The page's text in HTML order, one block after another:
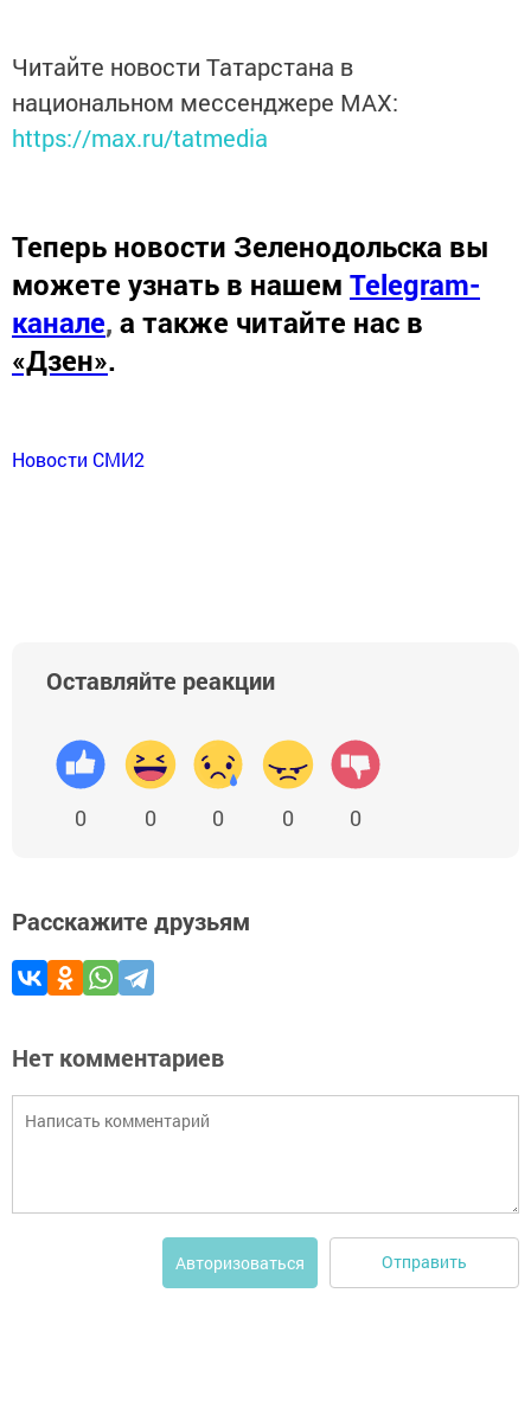
Читайте новости Татарстана в
национальном мессенджере MАХ:
https://max.ru/tatmedia
Теперь новости Зеленодольска вы
можете узнать в нашем Telegram-
канале, а также читайте нас в
«Дзен».
Новости СМИ2
Оставляйте реакции
0 0 0 0 0
Расскажите друзьям
Нет комментариев
Авторизоваться Отправить